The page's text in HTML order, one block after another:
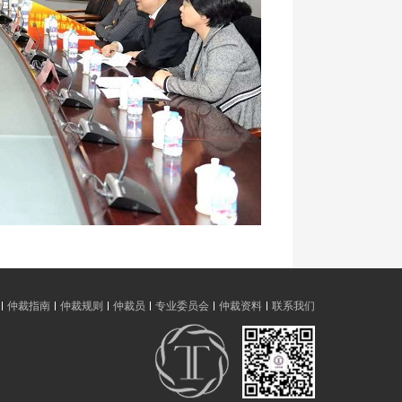
仲裁指南 仲裁规则 仲裁员 专业委员会 仲裁资料 联系我们